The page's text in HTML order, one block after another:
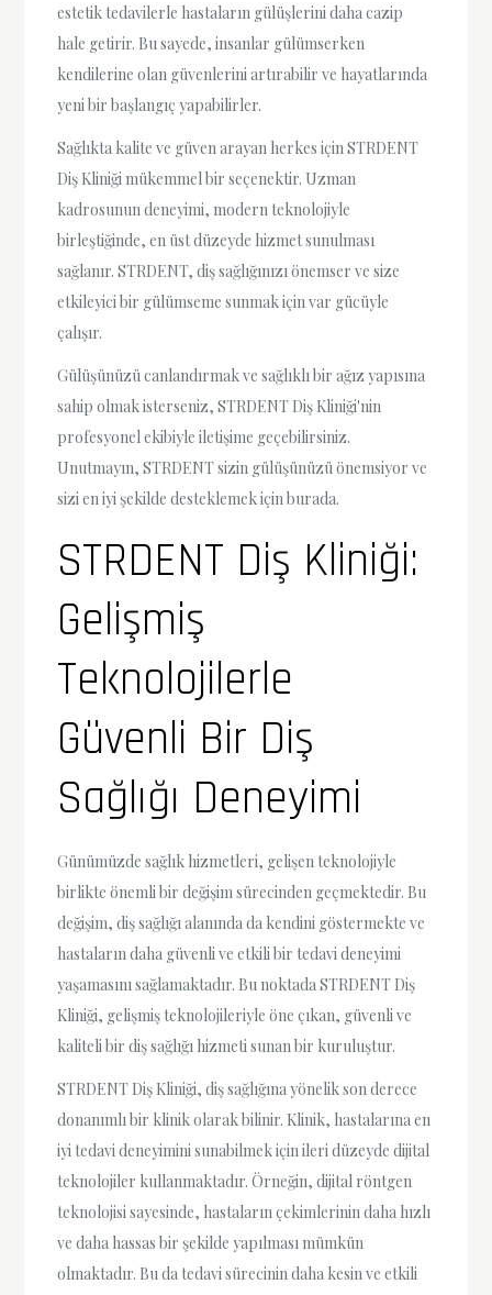
estetik tedavilerle hastaların gülüşlerini daha cazip
hale getirir. Bu sayede, insanlar gülümserken
kendilerine olan güvenlerini artırabilir ve hayatlarında
yeni bir başlangıç yapabilirler.
Sağlıkta kalite ve güven arayan herkes için STRDENT
Diş Kliniği mükemmel bir seçenektir. Uzman
kadrosunun deneyimi, modern teknolojiyle
birleştiğinde, en üst düzeyde hizmet sunulması
sağlanır. STRDENT, diş sağlığınızı önemser ve size
etkileyici bir gülümseme sunmak için var gücüyle
çalışır.
Gülüşünüzü canlandırmak ve sağlıklı bir ağız yapısına
sahip olmak isterseniz, STRDENT Diş Kliniği'nin
profesyonel ekibiyle iletişime geçebilirsiniz.
Unutmayın, STRDENT sizin gülüşünüzü önemsiyor ve
sizi en iyi şekilde desteklemek için burada.
STRDENT Diş Kliniği:
Gelişmiş
Teknolojilerle
Güvenli Bir Diş
Sağlığı Deneyimi
Günümüzde sağlık hizmetleri, gelişen teknolojiyle
birlikte önemli bir değişim sürecinden geçmektedir. Bu
değişim, diş sağlığı alanında da kendini göstermekte ve
hastaların daha güvenli ve etkili bir tedavi deneyimi
yaşamasını sağlamaktadır. Bu noktada STRDENT Diş
Kliniği, gelişmiş teknolojileriyle öne çıkan, güvenli ve
kaliteli bir diş sağlığı hizmeti sunan bir kuruluştur.
STRDENT Diş Kliniği, diş sağlığına yönelik son derece
donanımlı bir klinik olarak bilinir. Klinik, hastalarına en
iyi tedavi deneyimini sunabilmek için ileri düzeyde dijital
teknolojiler kullanmaktadır. Örneğin, dijital röntgen
teknolojisi sayesinde, hastaların çekimlerinin daha hızlı
ve daha hassas bir şekilde yapılması mümkün
olmaktadır. Bu da tedavi sürecinin daha kesin ve etkili